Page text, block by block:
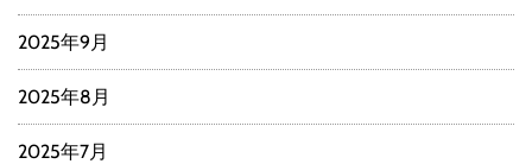
2025年9月
2025年8月
2025年7月